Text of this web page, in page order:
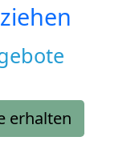
erhalten